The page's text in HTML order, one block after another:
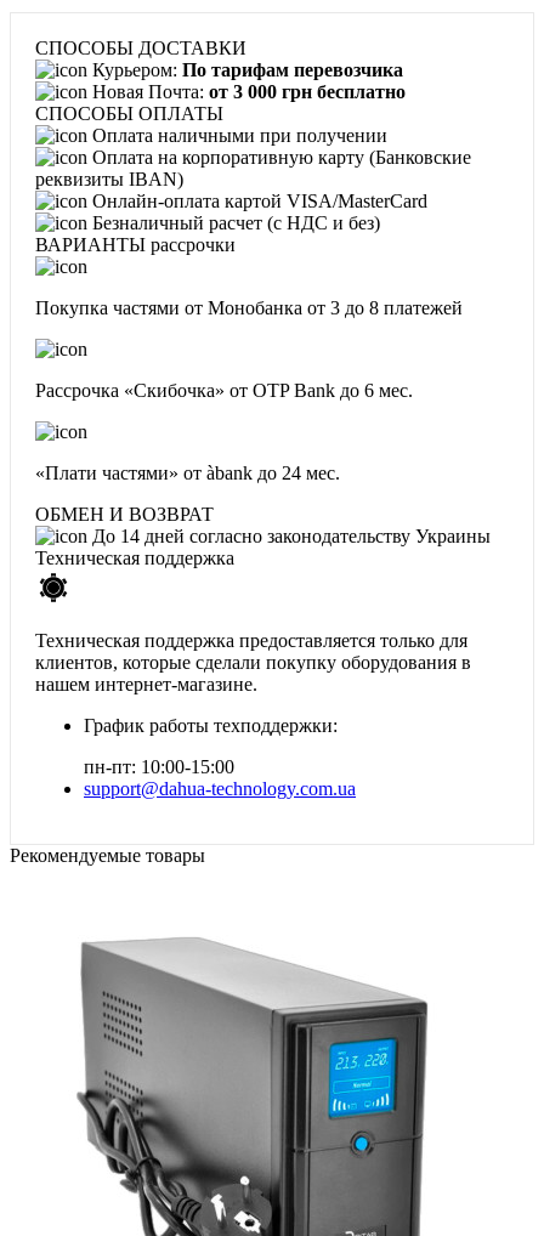
СПОСОБЫ ДОСТАВКИ
Курьером: По тарифам перевозчика
Новая Почта: от 3 000 грн бесплатно
СПОСОБЫ ОПЛАТЫ
Оплата наличными при получении
Оплата на корпоративную карту (Банковские
реквизиты IBAN)
Онлайн-оплата картой VISA/MasterCard
Безналичный расчет (с НДС и без)
ВАРИАНТЫ рассрочки
Покупка частями от Монобанка от 3 до 8 платежей
Рассрочка «Скибочка» от OTP Bank до 6 мес.
«Плати частями» от àbank до 24 мес.
ОБМЕН И ВОЗВРАТ
До 14 дней согласно законодательству Украины
Техническая поддержка
Техническая поддержка предоставляется только для
клиентов, которые сделали покупку оборудования в
нашем интернет-магазине.
График работы техподдержки:
пн-пт: 10:00-15:00
support@dahua-technology.com.ua
Рекомендуемые товары